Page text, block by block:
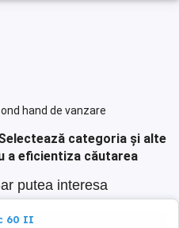
hand de vanzare
categoria și alte
a eficientiza căutarea
putea interesa
60 II